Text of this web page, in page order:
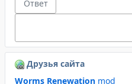
Друзья сайта
Worms Renewation mod